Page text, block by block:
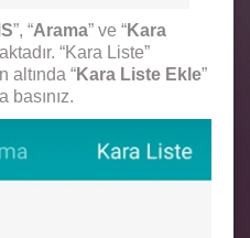
”, “Arama” ve “Kara
“Kara Liste”
altında “Kara Liste Ekle”
basınız.